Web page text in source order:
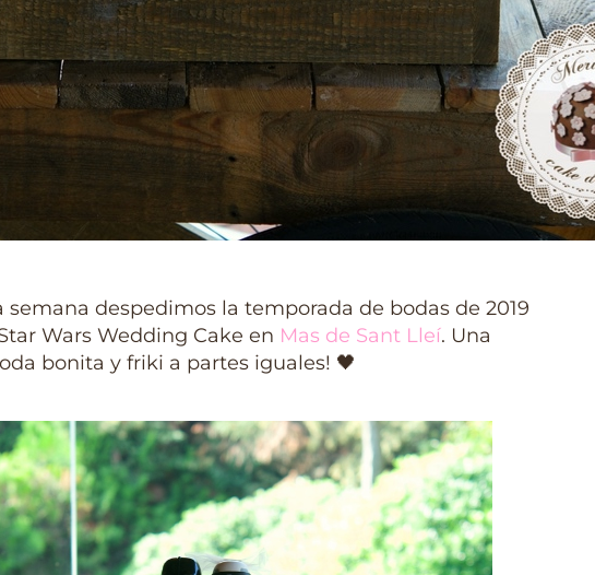
semana despedimos la temporada de bodas de 2019
Wars Wedding Cake en Mas de Sant Lleí. Una
bonita y friki a partes iguales! 🖤